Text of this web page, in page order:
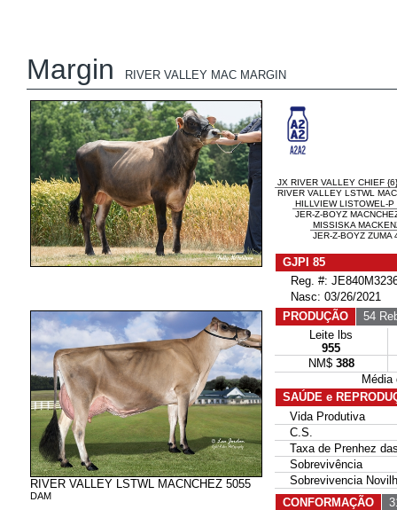
Margin RIVER VALLEY MAC MARGIN
RIVER VALLEY LSTWL MACNCHEZ 5055
DAM
JX RIVER VALLEY CHIEF {6}
RIVER VALLEY LSTWL
HILLVIEW LISTOWEL-P
JER-Z-BOYZ
MISSISKA
JER-Z-BOYZ ZUMA
GJPI 85
Reg. #:
Nasc: 03/26/2021
PRODUÇÃO
54
Leite lbs
955
NM$ 388
SAÚDE e
Vida Produtiva
C.S.
Taxa de Prenhez
Sobrevivência
Sobrevivencia
CONFORMAÇÃO